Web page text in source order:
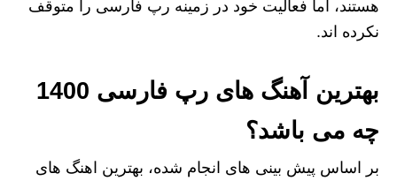
هستند، اما فعالیت خود در زمینه رپ فارسی را متوقف
نکرده اند.
بهترین آهنگ های رپ فارسی 1400
چه می باشد؟
بر اساس پیش بینی های انجام شده، بهترین اهنگ های